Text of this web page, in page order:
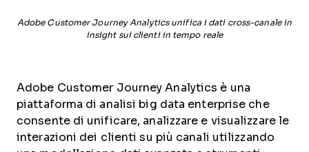
Adobe Customer Journey Analytics unifica i dati cross-canale in
insight sui clienti in tempo reale
Adobe Customer Journey Analytics è una
piattaforma di analisi big data enterprise che
consente di unificare, analizzare e visualizzare le
interazioni dei clienti su più canali utilizzando